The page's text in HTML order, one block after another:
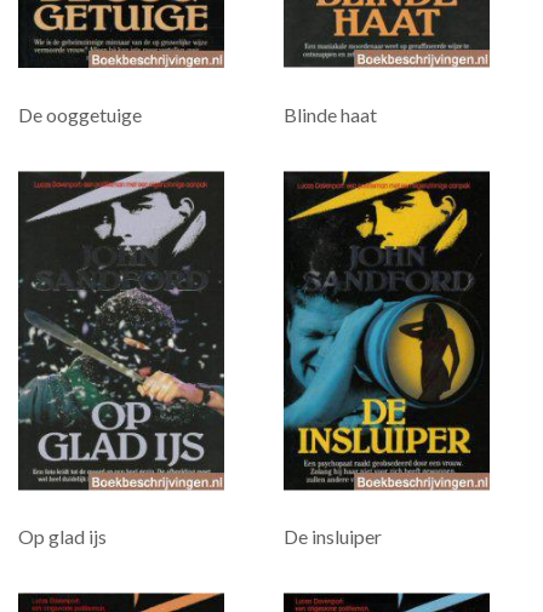
De ooggetuige Blinde haat
Op glad ijs De insluiper